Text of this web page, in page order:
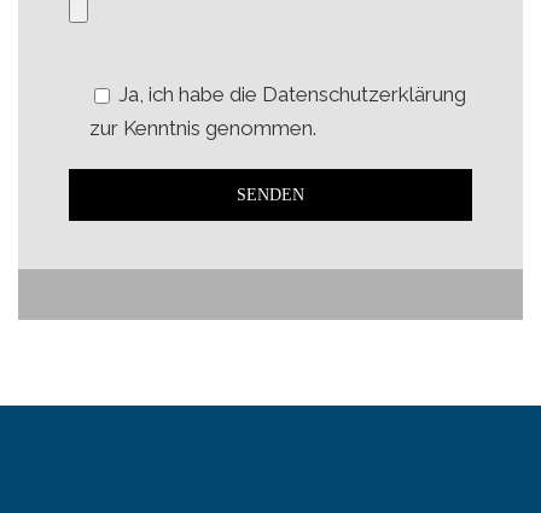
Ja, ich habe die Datenschutzerklärung
zur Kenntnis genommen.